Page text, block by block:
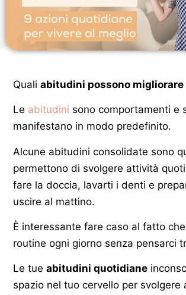
Quali abitudini possono migliorare
Le abitudini sono comportamenti e
manifestano in modo predefinito.
Alcune abitudini consolidate sono
permettono di svolgere attività
fare la doccia, lavarti i denti e
uscire al mattino.
È interessante fare caso al fatto
routine ogni giorno senza pensarci
Le tue abitudini quotidiane
spazio nel tuo cervello per svolgere